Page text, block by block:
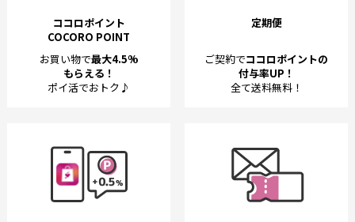
ココロポイント
COCORO POINT
お買い物で最大4.5%
もらえる！
ポイ活でおトク♪
定期便
ご契約でココロポイントの
付与率UP！
全て送料無料！